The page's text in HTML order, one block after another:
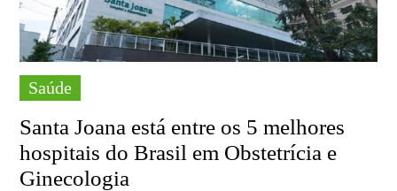
Saúde
Santa Joana está entre os 5 melhores
hospitais do Brasil em Obstetrícia e
Ginecologia